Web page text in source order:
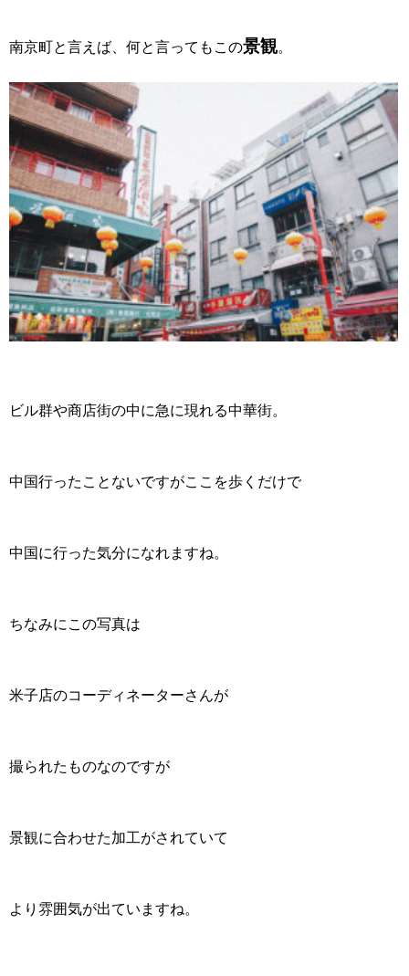
南京町と言えば、何と言ってもこの景観。
ビル群や商店街の中に急に現れる中華街。
中国行ったことないですがここを歩くだけで
中国に行った気分になれますね。
ちなみにこの写真は
米子店のコーディネーターさんが
撮られたものなのですが
景観に合わせた加工がされていて
より雰囲気が出ていますね。